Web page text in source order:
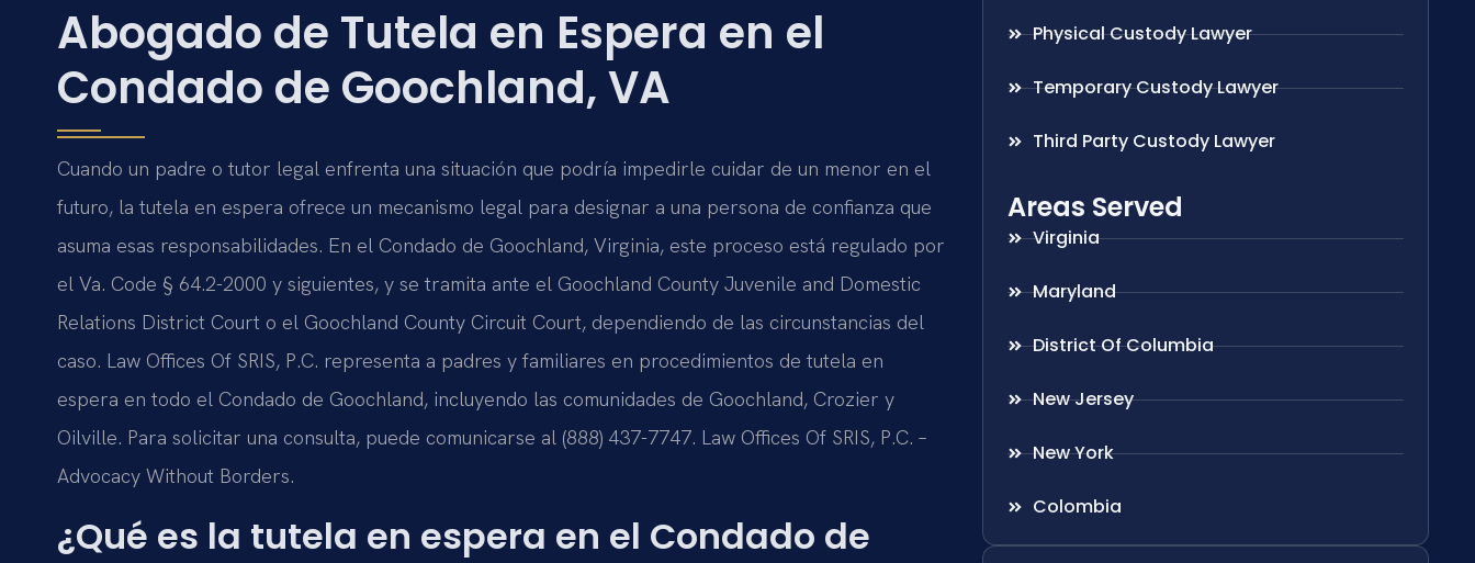
Abogado de Tutela en Espera en el
Condado de Goochland, VA
Cuando un padre o tutor legal enfrenta una situación que podría impedirle cuidar de un menor en el
futuro, la tutela en espera ofrece un mecanismo legal para designar a una persona de confianza que
asuma esas responsabilidades. En el Condado de Goochland, Virginia, este proceso está regulado por
el Va. Code § 64.2-2000 y siguientes, y se tramita ante el Goochland County Juvenile and Domestic
Relations District Court o el Goochland County Circuit Court, dependiendo de las circunstancias del
caso. Law Offices Of SRIS, P.C. representa a padres y familiares en procedimientos de tutela en
espera en todo el Condado de Goochland, incluyendo las comunidades de Goochland, Crozier y
Oilville. Para solicitar una consulta, puede comunicarse al (888) 437-7747. Law Offices Of SRIS, P.C. –
Advocacy Without Borders.
¿Qué es la tutela en espera en el Condado de
Physical Custody Lawyer
Temporary Custody Lawyer
Third Party Custody Lawyer
Areas Served
Virginia
Maryland
District Of Columbia
New Jersey
New York
Colombia